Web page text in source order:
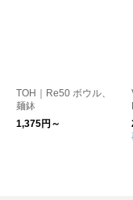
TOH｜Re50 ボウル、
麺鉢
1,375円～